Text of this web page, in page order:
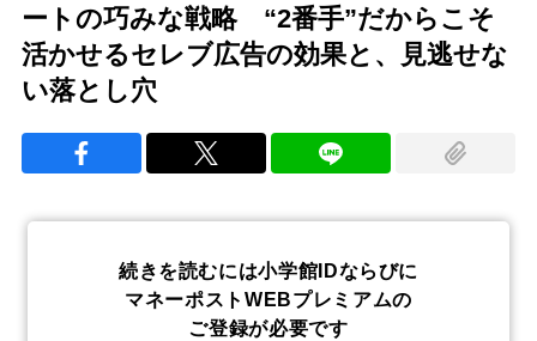
ートの巧みな戦略 “2番手”だからこそ
活かせるセレブ広告の効果と、見逃せな
い落とし穴
続きを読むには小学館IDならびに
マネーポストWEBプレミアムの
ご登録が必要です